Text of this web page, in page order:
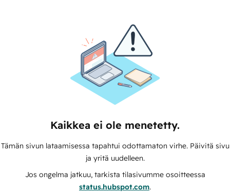
Kaikkea ei ole menetetty.
Tämän sivun lataamisessa tapahtui odottamaton virhe. Päivitä sivu
ja yritä uudelleen.
Jos ongelma jatkuu, tarkista tilasivumme osoitteessa
status.hubspot.com.